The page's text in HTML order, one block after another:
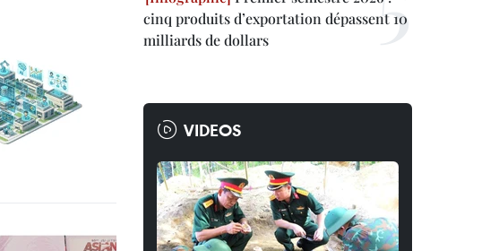
cinq produits d’exportation dépassent 10
milliards de dollars
VIDEOS